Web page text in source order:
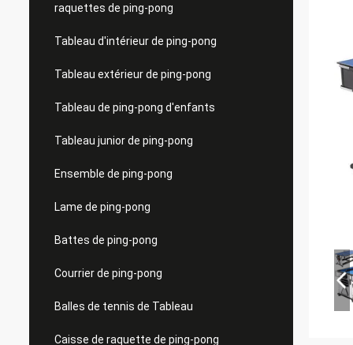
raquettes de ping-pong
Tableau d'intérieur de ping-pong
Tableau extérieur de ping-pong
Tableau de ping-pong d'enfants
Tableau junior de ping-pong
Ensemble de ping-pong
Lame de ping-pong
Battes de ping-pong
Courrier de ping-pong
Balles de tennis de Tableau
Caisse de raquette de ping-pong